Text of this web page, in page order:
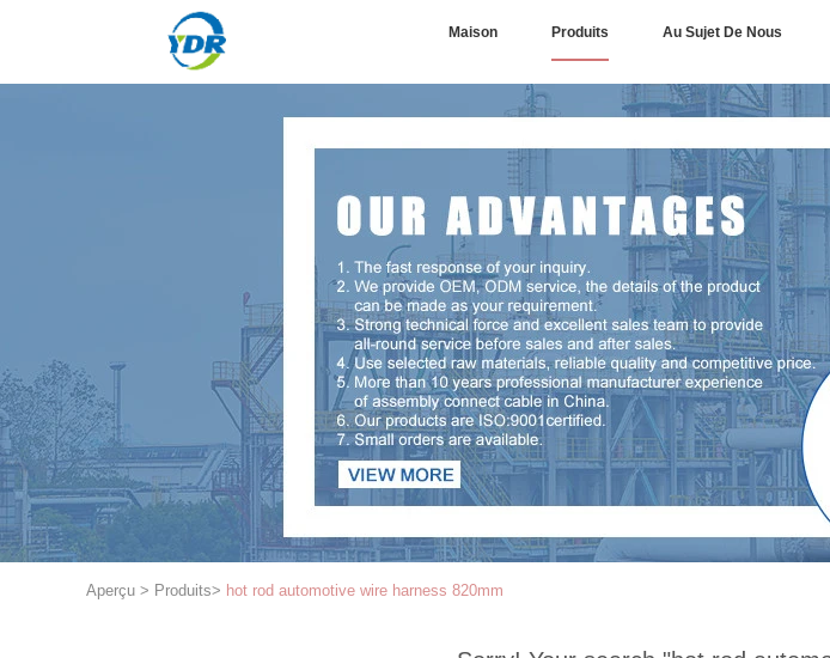
Maison Produits Au Sujet De Nous
Aperçu > Produits> hot rod automotive wire harness 820mm